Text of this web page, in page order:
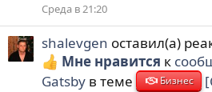
Среда в 21:20
shalevgen оставил(а)
Мне нравится к
Gatsby в теме Бизнес